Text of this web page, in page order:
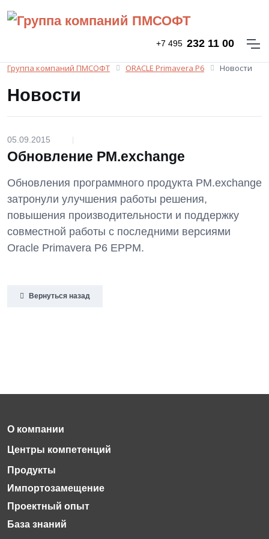
+7 495 232 11 00
Группа компаний ПМСОФТ ORACLE Primavera P6 Новости
Новости
05.09.2015 |
Обновление PM.exchange
Обновления программного продукта PM.exchange
затронули улучшения работы решения,
повышения производительности и поддержку
совместной работы с последними версиями
Oracle Primavera P6 EPPM.
Вернуться назад
Импортозамещение
Проектный опыт
База знаний